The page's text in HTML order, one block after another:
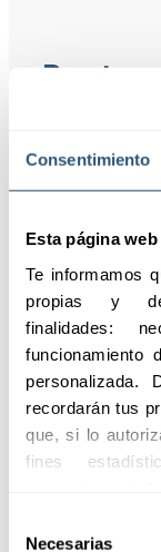
Consentimiento
Esta página
Te informamos
propias y
finalidades:
funcionamiento
personalizada.
recordarán tus
que, si lo
fines
publicidad,
Necesarias
Puntos
de Caución
Agencias de
Solicitar
información